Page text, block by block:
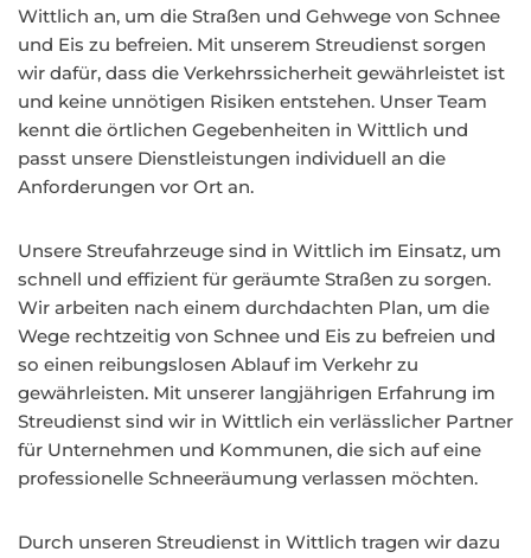
Wittlich an, um die Straßen und Gehwege von Schnee
und Eis zu befreien. Mit unserem Streudienst sorgen
wir dafür, dass die Verkehrssicherheit gewährleistet ist
und keine unnötigen Risiken entstehen. Unser Team
kennt die örtlichen Gegebenheiten in Wittlich und
passt unsere Dienstleistungen individuell an die
Anforderungen vor Ort an.
Unsere Streufahrzeuge sind in Wittlich im Einsatz, um
schnell und effizient für geräumte Straßen zu sorgen.
Wir arbeiten nach einem durchdachten Plan, um die
Wege rechtzeitig von Schnee und Eis zu befreien und
so einen reibungslosen Ablauf im Verkehr zu
gewährleisten. Mit unserer langjährigen Erfahrung im
Streudienst sind wir in Wittlich ein verlässlicher Partner
für Unternehmen und Kommunen, die sich auf eine
professionelle Schneeräumung verlassen möchten.
Durch unseren Streudienst in Wittlich tragen wir dazu